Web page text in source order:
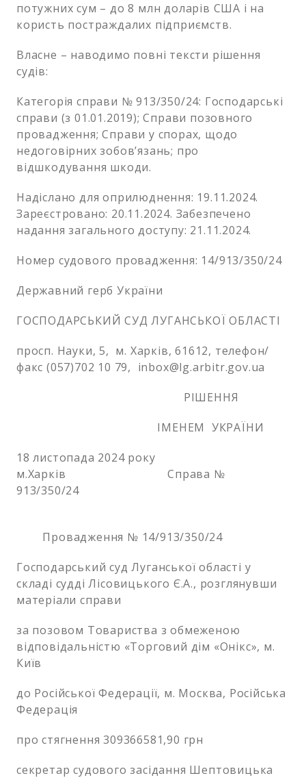
потужних сум – до 8 млн доларів США і на
користь постраждалих підприємств.
Власне – наводимо повні тексти рішення
судів:
Категорія справи № 913/350/24: Господарські
справи (з 01.01.2019); Справи позовного
провадження; Справи у спорах, щодо
недоговірних зобов’язань; про
відшкодування шкоди.
Надіслано для оприлюднення: 19.11.2024.
Зареєстровано: 20.11.2024. Забезпечено
надання загального доступу: 21.11.2024.
Номер судового провадження: 14/913/350/24
Державний герб України
ГОСПОДАРСЬКИЙ СУД ЛУГАНСЬКОЇ ОБЛАСТІ
просп. Науки, 5, м. Харків, 61612, телефон/
факс (057)702 10 79, inbox@lg.arbitr.gov.ua
РІШЕННЯ
ІМЕНЕМ УКРАЇНИ
18 листопада 2024 року
м.Харків Справа №
913/350/24
Провадження № 14/913/350/24
Господарський суд Луганської області у
складі судді Лісовицького Є.А., розглянувши
матеріали справи
за позовом Товариства з обмеженою
відповідальністю «Торговий дім «Онікс», м.
Київ
до Російської Федерації, м. Москва, Російська
Федерація
про стягнення 309366581,90 грн
секретар судового засідання Шептовицька